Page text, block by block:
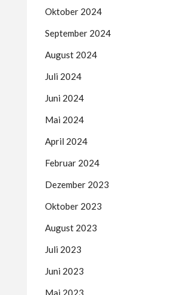
Oktober 2024
September 2024
August 2024
Juli 2024
Juni 2024
Mai 2024
April 2024
Februar 2024
Dezember 2023
Oktober 2023
August 2023
Juli 2023
Juni 2023
Mai 2023